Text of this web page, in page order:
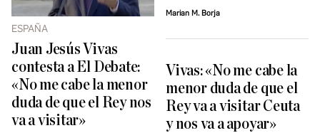
ESPAÑA
Juan Jesús Vivas
contesta a El Debate:
«No me cabe la menor
duda de que el Rey nos
va a visitar»
Marian M. Borja
Vivas: «No me cabe la
menor duda de que el
Rey va a visitar Ceuta
y nos va a apoyar»